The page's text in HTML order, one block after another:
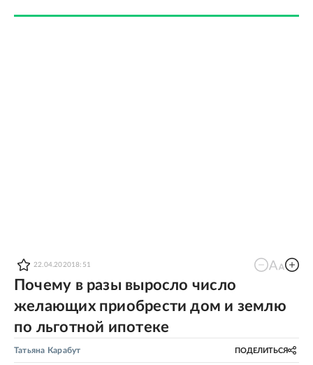
22.04.202018:51
Почему в разы выросло число
желающих приобрести дом и землю
по льготной ипотеке
Татьяна Карабут ПОДЕЛИТЬСЯ